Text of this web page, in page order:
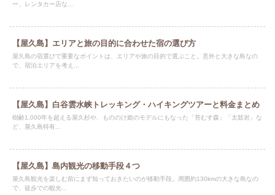
ー、レンタカー店な...
【屋久島】エリアと旅の目的に合わせた宿の選び方
屋久島の宿選びで重要なポイントは、エリアや旅の目的で選ぶこと。意外と大きな島なの
で、宿泊エリアを考え...
【屋久島】白谷雲水峡トレッキング・ハイキングツアーと料金まとめ
樹齢1,000年を超える屋久杉や、もののけ姫のモデルにもなった「苔むす森」「太鼓岩」な
ど、屋久島特有...
【屋久島】島内観光の移動手段４つ
屋久島観光を楽しむ前にまず知っておきたいのが移動手段。周囲約130kmの大きな島なの
で、徒歩での観光...